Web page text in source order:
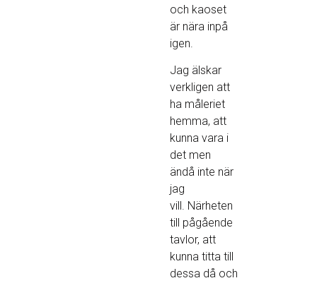
och kaoset
är nära inpå
igen.
Jag älskar
verkligen att
ha måleriet
hemma, att
kunna vara i
det men
ändå inte när
jag
vill. Närheten
till pågående
tavlor, att
kunna titta till
dessa då och